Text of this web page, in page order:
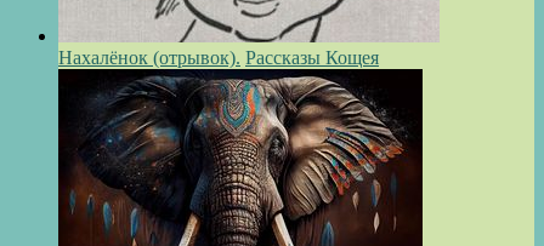
Нахалёнок (отрывок). Рассказы Кощея